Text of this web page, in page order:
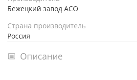
Бежецкий завод АСО
Страна производитель
Россия
Описание